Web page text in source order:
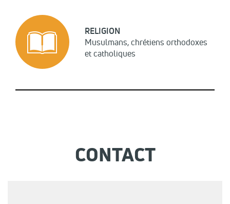
RELIGION
Musulmans, chrétiens orthodoxes
et catholiques
CONTACT